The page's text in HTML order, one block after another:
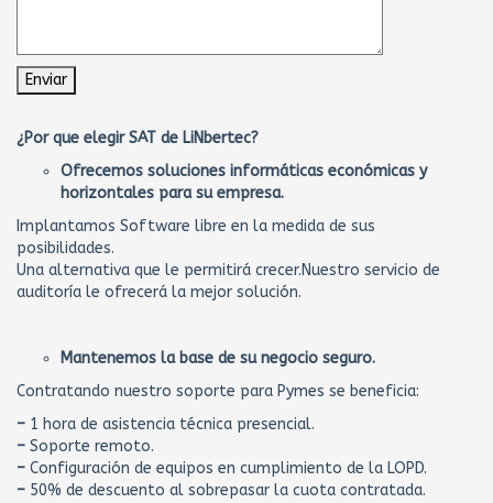
¿Por que elegir SAT de LiNbertec?
Ofrecemos soluciones informáticas económicas y
horizontales para su empresa.
Implantamos Software libre en la medida de sus
posibilidades.
Una alternativa que le permitirá crecer.Nuestro servicio de
auditoría le ofrecerá la mejor solución.
Mantenemos la base de su negocio seguro.
Contratando nuestro soporte para Pymes se beneficia:
– 1 hora de asistencia técnica presencial.
– Soporte remoto.
– Configuración de equipos en cumplimiento de la LOPD.
– 50% de descuento al sobrepasar la cuota contratada.